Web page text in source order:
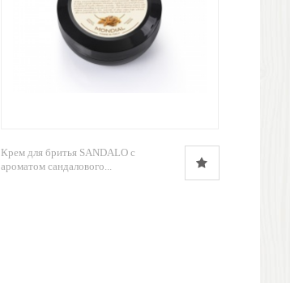
Крем для бритья SANDALO с
ароматом сандалового...